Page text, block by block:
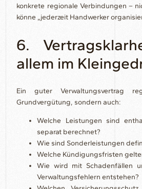
konkrete regionale Verbindungen –
könne „jederzeit Handwerker
6.
allem im
Ein guter Verwaltungsvertrag
Grundvergütung, sondern auch:
Welche Leistungen sind
separat berechnet?
Wie sind Sonderleistungen
Welche Kündigungsfristen
Wie wird mit Schadenfällen
Verwaltungsfehlern entstehen?